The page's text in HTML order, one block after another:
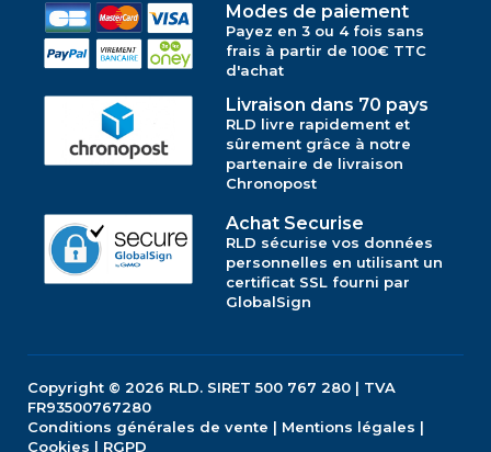
Modes de paiement
Payez en 3 ou 4 fois sans
frais à partir de 100€ TTC
d'achat
Livraison dans 70 pays
RLD livre rapidement et
sûrement grâce à notre
partenaire de livraison
Chronopost
Achat Securise
RLD sécurise vos données
personnelles en utilisant un
certificat SSL fourni par
GlobalSign
Copyright © 2026 RLD. SIRET 500 767 280 | TVA
FR93500767280
Conditions générales de vente | Mentions légales |
Cookies | RGPD